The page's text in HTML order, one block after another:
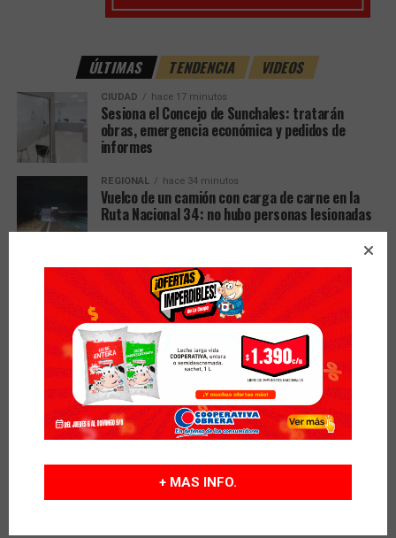
ÚLTIMAS TENDENCIA VIDEOS
CIUDAD hace 17 minutos
Sesiona el Concejo de Sunchales: tratarán
obras, emergencia económica y pedidos de
informes
REGIONAL hace 34 minutos
Vuelco de un camión con carga de carne en la
Ruta Nacional 34: no hubo personas lesionadas
PAIS hace 44 minutos
Alerta meteorológica por lluvias, tormentas y
fuertes vientos: qué provincias están
afectadas
HOROSCOPO hace 54 minutos
Horóscopo de hoy: las predicciones para el
jueves 6 de agosto de 2026
POLITICA hace 12 horas
de tierras a extranjeros tras el rechazo de
gobernadores+ MAS INFO.